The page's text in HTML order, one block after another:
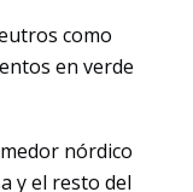
como
en verde
nórdico
y el resto del